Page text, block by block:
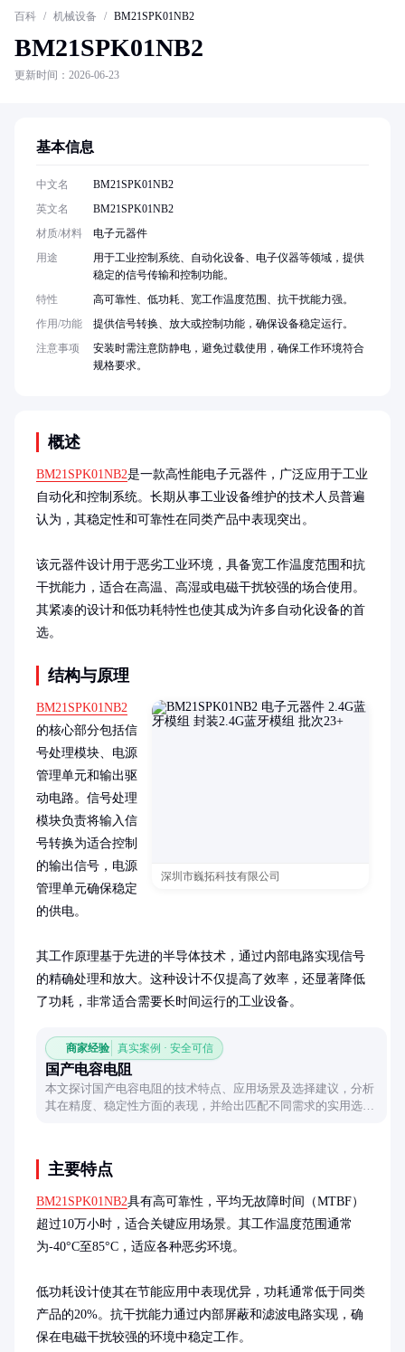
百科 / 机械设备 / BM21SPK01NB2
BM21SPK01NB2
更新时间：2026-06-23
概述
BM21SPK01NB2是一款高性能电子元器件，广泛应用于工业
自动化和控制系统。长期从事工业设备维护的技术人员普遍
认为，其稳定性和可靠性在同类产品中表现突出。
该元器件设计用于恶劣工业环境，具备宽工作温度范围和抗
干扰能力，适合在高温、高湿或电磁干扰较强的场合使用。
其紧凑的设计和低功耗特性也使其成为许多自动化设备的首
选。
结构与原理
深圳市巍拓科技有限公司
BM21SPK01NB2
的核心部分包括信
号处理模块、电源
管理单元和输出驱
动电路。信号处理
模块负责将输入信
号转换为适合控制
的输出信号，电源
管理单元确保稳定
的供电。
其工作原理基于先进的半导体技术，通过内部电路实现信号
的精确处理和放大。这种设计不仅提高了效率，还显著降低
了功耗，非常适合需要长时间运行的工业设备。
商家经验 真实案例 · 安全可信
国产电容电阻
本文探讨国产电容电阻的技术特点、应用场景及选择建议，分析
其在精度、稳定性方面的表现，并给出匹配不同需求的实用选购
主要特点
BM21SPK01NB2具有高可靠性，平均无故障时间（MTBF）
超过10万小时，适合关键应用场景。其工作温度范围通常
为-40°C至85°C，适应各种恶劣环境。
低功耗设计使其在节能应用中表现优异，功耗通常低于同类
产品的20%。抗干扰能力通过内部屏蔽和滤波电路实现，确
保在电磁干扰较强的环境中稳定工作。
基本信息
中文名
BM21SPK01NB2
英文名
BM21SPK01NB2
材质/材料
电子元器件
用途
用于工业控制系统、自动化设备、电子仪器等领域，提供
稳定的信号传输和控制功能。
特性
高可靠性、低功耗、宽工作温度范围、抗干扰能力强。
作用/功能
提供信号转换、放大或控制功能，确保设备稳定运行。
注意事项
安装时需注意防静电，避免过载使用，确保工作环境符合
规格要求。